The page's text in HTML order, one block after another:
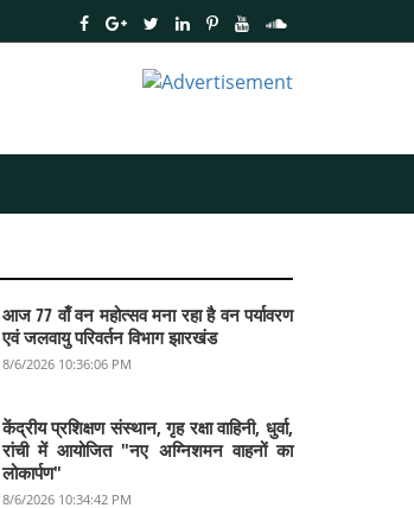
आज 77 वाँ वन महोत्सव मना रहा है वन पर्यावरण
एवं जलवायु परिवर्तन विभाग झारखंड
8/6/2026 10:36:06 PM
केंद्रीय प्रशिक्षण संस्थान, गृह रक्षा वाहिनी, धुर्वा,
रांची में आयोजित "नए अग्निशमन वाहनों का
लोकार्पण"
8/6/2026 10:34:42 PM